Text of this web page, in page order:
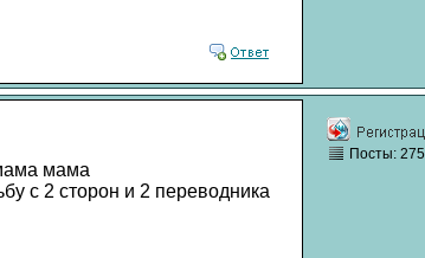
мама
с 2 сторон и 2 переводника
Посты: 275